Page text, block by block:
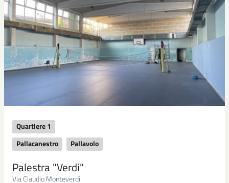
Quartiere 1
Pallacanestro
Pallavolo
Palestra "Verdi"
Via Claudio Monteverdi